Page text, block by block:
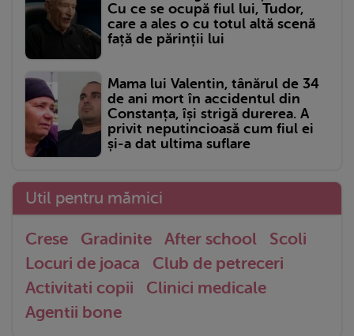
Cu ce se ocupă fiul lui, Tudor,
care a ales o cu totul altă scenă
față de părinții lui
Mama lui Valentin, tânărul de 34
de ani mort în accidentul din
Constanța, își strigă durerea. A
privit neputincioasă cum fiul ei
și-a dat ultima suflare
Util pentru mămici
Crese Gradinite After school
Scoli
Locuri de joaca
Club de petreceri
Activitati copii
Clinici medicale
Agentii bone